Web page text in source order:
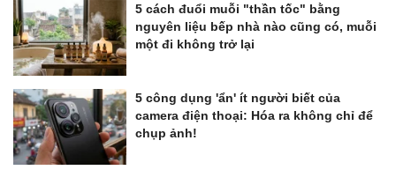
5 cách đuổi muỗi "thần tốc" bằng
nguyên liệu bếp nhà nào cũng có, muỗi
một đi không trở lại
5 công dụng 'ẩn' ít người biết của
camera điện thoại: Hóa ra không chỉ để
chụp ảnh!